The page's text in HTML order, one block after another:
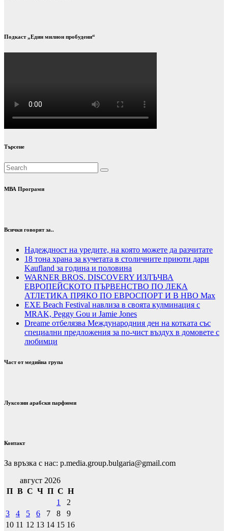
Подкаст „Един милион пробудени“
Търсене
МВА Програми
Всички говорят за..
Надеждност на уредите, на която можете да разчитате
18 тона храна за кучетата в столичните приюти дари
Kaufland за година и половина
WARNER BROS. DISCOVERY ИЗЛЪЧВА
ЕВРОПЕЙСКОТО ПЪРВЕНСТВО ПО ЛЕКА
АТЛЕТИКА ПРЯКО ПО ЕВРОСПОРТ И В НВО Мах
EXE Beach Festival навлиза в своята кулминация с
MRAK, Peggy Gou и Jamie Jones
Dreame отбелязва Международния ден на котката със
специални предложения за по-чист въздух в домовете с
любимци
Част от медийна група
Луксозни арабски парфюми
Контакт
За връзка с нас: p.media.group.bulgaria@gmail.com
август 2026
П В С Ч П С Н
1
2
3
4 5 6 7 8
9
10 11 12 13 14 15 16